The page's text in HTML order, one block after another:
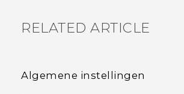
RELATED ARTICLE
Algemene instellingen